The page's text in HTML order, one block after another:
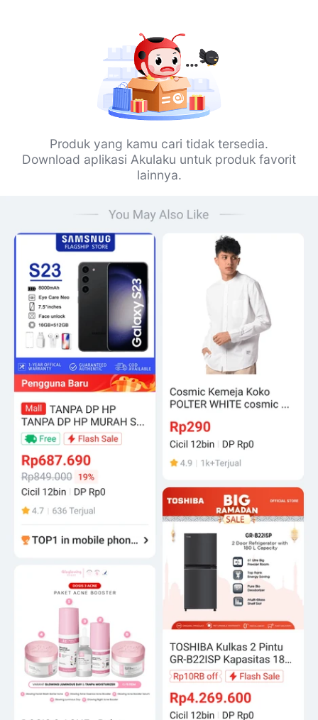
Produk yang kamu cari tidak tersedia.
Download aplikasi Akulaku untuk produk favorit
lainnya.